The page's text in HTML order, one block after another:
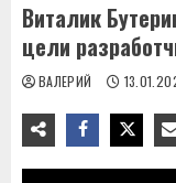
Виталик
цели
ВАЛЕРИЙ